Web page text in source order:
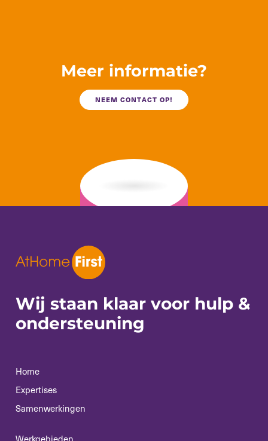
Meer informatie?
NEEM CONTACT OP!
Wij staan klaar voor hulp &
ondersteuning
Home
Expertises
Samenwerkingen
Werkgebieden